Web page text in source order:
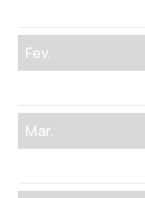
Fev.
Mar.